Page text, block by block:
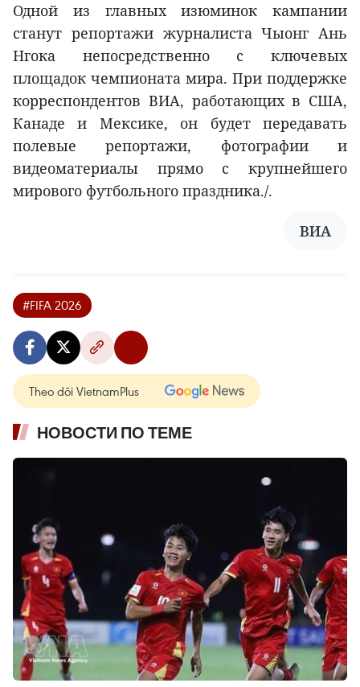
Одной из главных изюминок кампании
станут репортажи журналиста Чыонг Ань
Нгока непосредственно с ключевых
площадок чемпионата мира. При поддержке
корреспондентов ВИА, работающих в США,
Канаде и Мексике, он будет передавать
полевые репортажи, фотографии и
видеоматериалы прямо с крупнейшего
мирового футбольного праздника./.
ВИА
#FIFA 2026
Theo dõi VietnamPlus
НОВОСТИ ПО ТЕМЕ